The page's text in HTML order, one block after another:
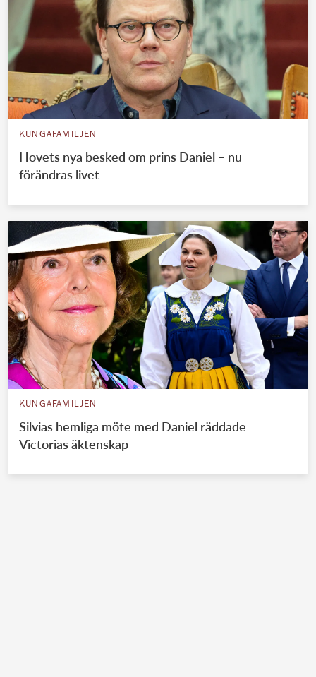
KUNGAFAMILJEN
Hovets nya besked om prins Daniel – nu
förändras livet
KUNGAFAMILJEN
Silvias hemliga möte med Daniel räddade
Victorias äktenskap